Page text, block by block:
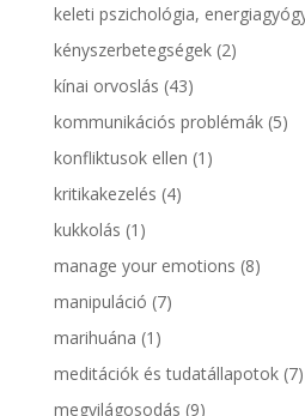
keleti pszichológia,
kényszerbetegségek(2)
kínai orvoslás (43)
kommunikációs problémák(5)
konfliktusok ellen (1)
kritikakezelés (4)
kukkolás (1)
manage your emotions (8)
manipuláció (7)
marihuána (1)
meditációk és tudatállapotok(7)
megvilágosodás (9)